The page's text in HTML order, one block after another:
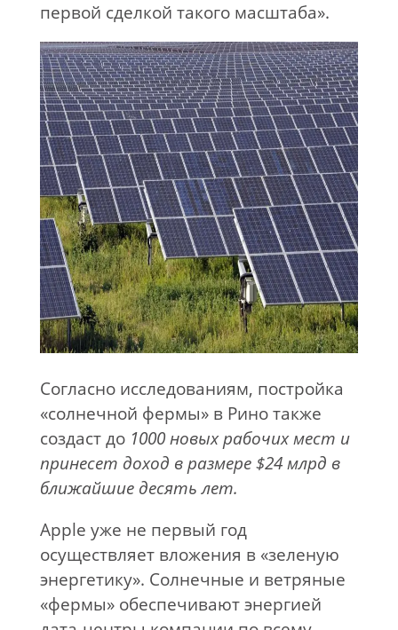
первой сделкой такого масштаба».
Согласно исследованиям, постройка
«солнечной фермы» в Рино также
создаст до 1000 новых рабочих мест и
принесет доход в размере $24 млрд в
ближайшие десять лет.
Apple уже не первый год
осуществляет вложения в «зеленую
энергетику». Солнечные и ветряные
«фермы» обеспечивают энергией